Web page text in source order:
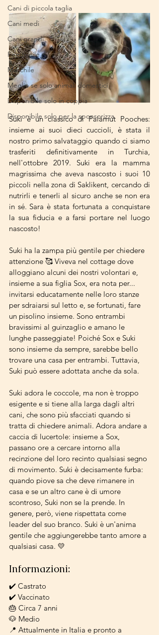
Cani di piccola taglia
Cani medi
Cani grandi
Femminile
Maschile
Meglio se solo animali domestici
Disponibile solo in coppia
Disponibile solo per la sponsorizza
Suki è un classico di Palamut Pooches:
insieme ai suoi dieci cuccioli, è stata il
nostro primo salvataggio quando ci siamo
trasferiti definitivamente in Turchia,
nell'ottobre 2019. Suki era la mamma
magrissima che aveva nascosto i suoi 10
piccoli nella zona di Saklikent, cercando di
nutrirli e tenerli al sicuro anche se non era
in sé. Sara è stata fortunata a conquistare
la sua fiducia e a farsi portare nel luogo
nascosto!
Suki ha la zampa più gentile per chiedere
attenzione 🥰 Viveva nel cottage dove
alloggiano alcuni dei nostri volontari e,
insieme a sua figlia Sox, era nota per...
invitarsi educatamente nelle loro stanze
per sdraiarsi sul letto e, se fortunati, fare
un pisolino insieme. Sono entrambi
bravissimi al guinzaglio e amano le
lunghe passeggiate! Poiché Sox e Suki
sono insieme da sempre, sarebbe bello
trovare una casa per entrambi. Tuttavia,
Suki può essere adottata anche da sola.
Suki adora le coccole, ma non è troppo
esigente e si tiene alla larga dagli altri
cani, che sono più sfacciati quando si
tratta di chiedere animali. Adora andare a
caccia di lucertole: insieme a Sox,
passano ore a cercare intorno alla
recinzione del loro recinto qualsiasi segno
di movimento. Suki è decisamente furba:
quando piove sa che deve rimanere in
casa e se un altro cane è di umore
scontroso, Suki non se la prende. In
genere, però, viene rispettata come
leader del suo branco. Suki è un'anima
gentile che aggiungerebbe tanto amore a
qualsiasi casa. 💛
Informazioni:
✔️ Castrato
✔️ Vaccinato
🎂 Circa 7 anni
🐶 Medio
📍 Attualmente in Italia e pronto a